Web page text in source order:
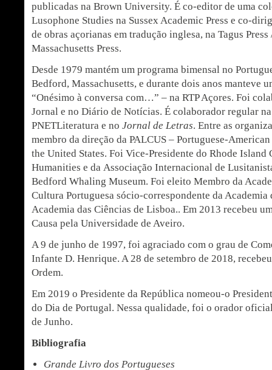
publicadas na Brown University. É co-editor de uma
Lusophone Studies na Sussex Academic Press e co-
de obras açorianas em tradução inglesa, na Tagus
Massachusetts Press.
Desde 1979 mantém um programa bimensal no
Bedford, Massachusetts, e durante dois anos manteve
“Onésimo à conversa com…” – na RTP Açores. Foi
Jornal e no Diário de Notícias. É colaborador regular
PNETLiteratura e no Jornal de Letras. Entre as
membro da direção da PALCUS – Portuguese-
the United States. Foi Vice-Presidente do Rhode
Humanities e da Associação Internacional de
Bedford Whaling Museum. Foi eleito Membro da
Cultura Portuguesa sócio-correspondente da Academia
Academia das Ciências de Lisboa.. Em 2013 recebeu
Causa pela Universidade de Aveiro.
A 9 de junho de 1997, foi agraciado com o grau de
Infante D. Henrique. A 28 de setembro de 2018,
Ordem.
Em 2019 o Presidente da República nomeou-o
do Dia de Portugal. Nessa qualidade, foi o orador
de Junho.
Bibliografia
Grande Livro dos Portugueses